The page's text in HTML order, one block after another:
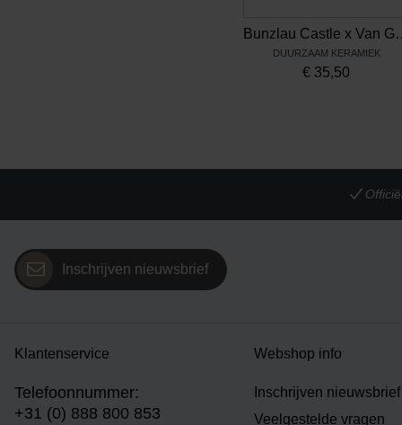
Bunzlau Castle x
DUURZAAM KERAMIEK
€ 35,50
Inschrijven nieuwsbrief
Klantenservice
Telefoonnummer:
+31 (0) 888 800 853
Webshop info
Inschrijven nieuwsbrief
Veelgestelde vragen